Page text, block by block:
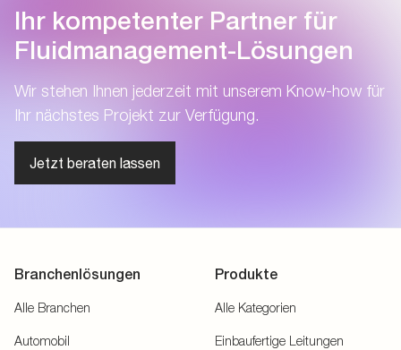
Ihr kompetenter Partner für
Fluidmanagement-Lösungen
Wir stehen Ihnen jederzeit mit unserem Know-how für
Ihr nächstes Projekt zur Verfügung.
Jetzt beraten lassen
Branchenlösungen
Alle Branchen
Automobil
Produkte
Alle Kategorien
Einbaufertige Leitungen